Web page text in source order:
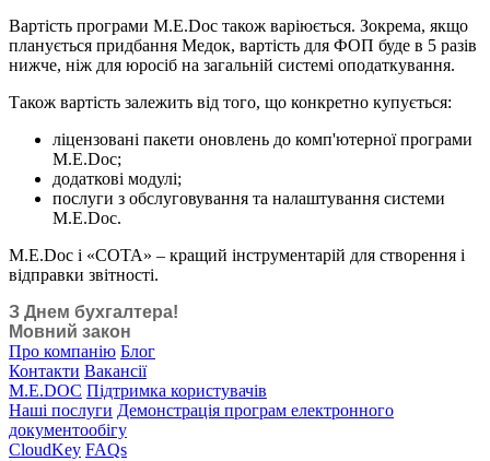
Вартість програми M.E.Doc також варіюється. Зокрема, якщо
планується придбання Медок, вартість для ФОП буде в 5 разів
нижче, ніж для юросіб на загальній системі оподаткування.
Також вартість залежить від того, що конкретно купується:
ліцензовані пакети оновлень до комп'ютерної програми
M.E.Doc;
додаткові модулі;
послуги з обслуговування та налаштування системи
M.E.Doc.
M.E.Doc і «СОТА» – кращий інструментарій для створення і
відправки звітності.
З Днем бухгалтера!
Мовний закон
Про компанію Блог
Контакти Вакансії
M.E.DOC Підтримка користувачів
Наші послуги Демонстрація програм електронного
документообігу
CloudKey FAQs